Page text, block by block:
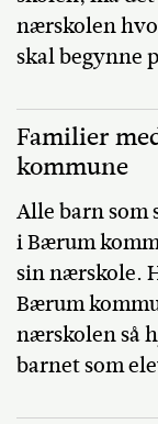
nærskolen
skal begynne
Familier
kommune
Alle barn som
i Bærum
sin nærskole.
Bærum
nærskolen så
barnet som